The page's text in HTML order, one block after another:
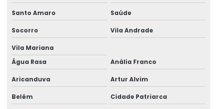
Galpão Industrial Projeto
Galpao Metalico Projeto
Galpão Pré Moldado Projeto
Laudo de construção
Laudo de construção civil
Laudo De Avaliação Estrutura Metálica
Santo Amaro Saúde
Socorro Vila Andrade
Vila Mariana
Água Rasa
Anália Franco
Aricanduva Artur Alvim
Belém Cidade Patriarca